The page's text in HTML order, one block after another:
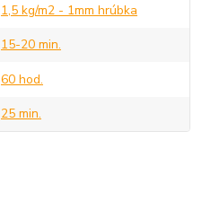
1,5 kg/m2 - 1mm hrúbka
15-20 min.
60 hod.
25 min.